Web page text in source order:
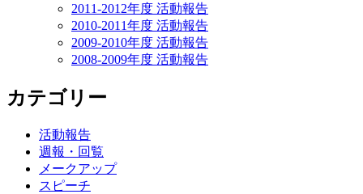
2011-2012年度 活動報告
2010-2011年度 活動報告
2009-2010年度 活動報告
2008-2009年度 活動報告
カテゴリー
活動報告
週報・回覧
メークアップ
スピーチ